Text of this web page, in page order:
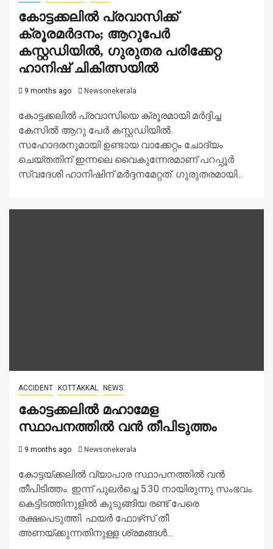
കോട്ടക്കലിൽ പ്രവാസിക്ക്
ക്രൂരമർദനം; ആറുപേർ
കസ്റ്റഡിയിൽ, ​ഗുരുതര പരിക്കേറ്റ
ഹാനിഷ് ചികിത്സയിൽ
9 months ago Newsonekerala
കോട്ടക്കലിൽ പ്രവാസിയെ ക്രൂരമായി മർദ്ദിച്ച
കേസിൽ ആറു പേർ കസ്റ്റഡിയിൽ.
സഹോദരനുമായി ഉണ്ടായ വാക്കേറ്റം ചോദ്യം
ചെയ്തതിന് ഇന്നലെ വൈകുന്നേരമാണ് പറപ്പൂർ
സ്വദേശി ഹാനിഷിന് മർദ്ദനമേറ്റത്. ഗുരുതരമായി...
ACCIDENT KOTTAKKAL NEWS
കോട്ടക്കലിൽ മഹാമേള
സ്ഥാപനത്തിൽ വൻ തീപിടുത്തം
9 months ago Newsonekerala
കോട്ടയ്ക്കലില്‍ വ്യാപാര സ്ഥാപനത്തില്‍ വന്‍
തീപിടിത്തം. ഇന്ന് പുലർച്ചെ 5.30 നായിരുന്നു സംഭവം.
കെട്ടിടത്തിനുളിൽ കുടുങ്ങിയ രണ്ട് പേരെ
രക്ഷപെടുത്തി. ഫയര്‍ ഫോഴ്‌സ് തീ
അണയ്ക്കുന്നതിനുള്ള ശ്രമങ്ങള്‍...